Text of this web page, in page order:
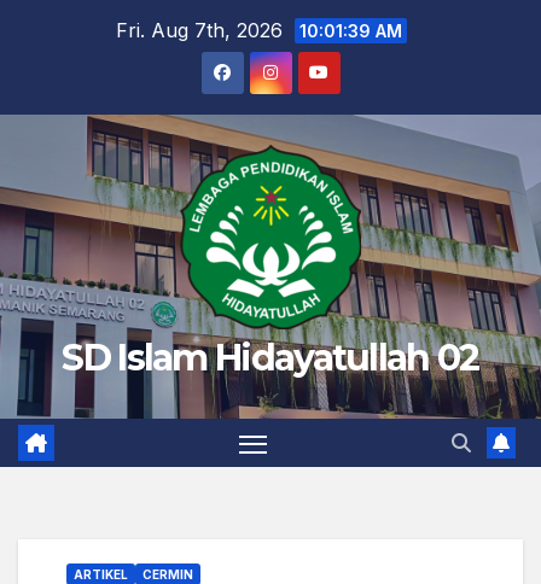
Fri. Aug 7th, 2026 10:01:40 AM
SD Islam Hidayatullah 02
ARTIKEL CERMIN